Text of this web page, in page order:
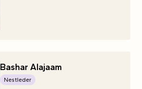
Bashar Alajaam
Nestleder